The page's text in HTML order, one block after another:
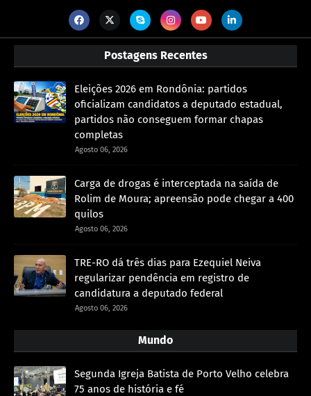
Postagens Recentes
Eleições 2026 em Rondônia: partidos
oficializam candidatos a deputado estadual,
partidos não conseguem formar chapas
completas
Agosto 06, 2026
Carga de drogas é interceptada na saída de
Rolim de Moura; apreensão pode chegar a 400
quilos
Agosto 06, 2026
TRE-RO dá três dias para Ezequiel Neiva
regularizar pendência em registro de
candidatura a deputado federal
Agosto 06, 2026
Mundo
Segunda Igreja Batista de Porto Velho celebra
75 anos de história e fé